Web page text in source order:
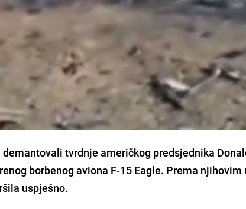
tvrdnje američkog predsjednika
borbenog aviona F-15 Eagle. Prema njihovim
uspješno.